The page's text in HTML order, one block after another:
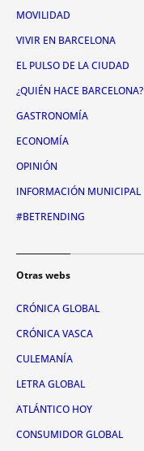
MOVILIDAD
VIVIR EN BARCELONA
EL PULSO DE LA CIUDAD
¿QUIÉN HACE BARCELONA?
GASTRONOMÍA
ECONOMÍA
OPINIÓN
INFORMACIÓN MUNICIPAL
#BETRENDING
Otras webs
CRÓNICA GLOBAL
CRÓNICA VASCA
CULEMANÍA
LETRA GLOBAL
ATLÁNTICO HOY
CONSUMIDOR GLOBAL